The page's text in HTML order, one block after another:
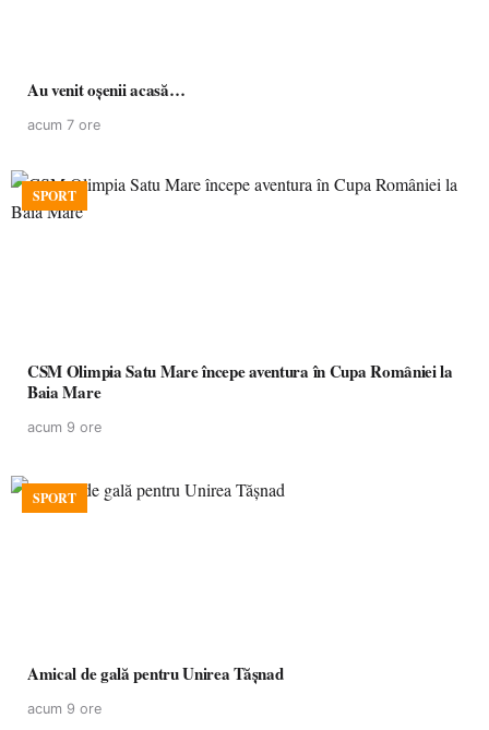
Au venit oșenii acasă…
acum 7 ore
SPORT
CSM Olimpia Satu Mare începe aventura în Cupa României la
Baia Mare
acum 9 ore
SPORT
Amical de gală pentru Unirea Tășnad
acum 9 ore